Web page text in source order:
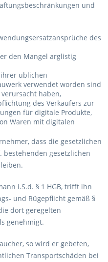
und
des
den Mangel arglistig
üblichen
verwendet worden sind
haben,
des Verkäufers zur
für digitale Produkte,
Waren mit digitalen
dass die gesetzlichen
gesetzlichen
i.S.d. § 1 HGB, trifft ihn
und Rügepflicht gemäß §
dort geregelten
genehmigt.
so wird er gebeten,
Transportschäden bei